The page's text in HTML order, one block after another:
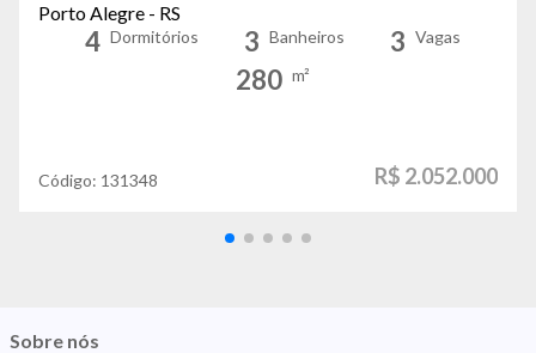
Porto Alegre - RS
4 Dormitórios 3 Banheiros 3 Vagas
280 m²
Código: 131348 R$ 2.052.000
Sobre nós